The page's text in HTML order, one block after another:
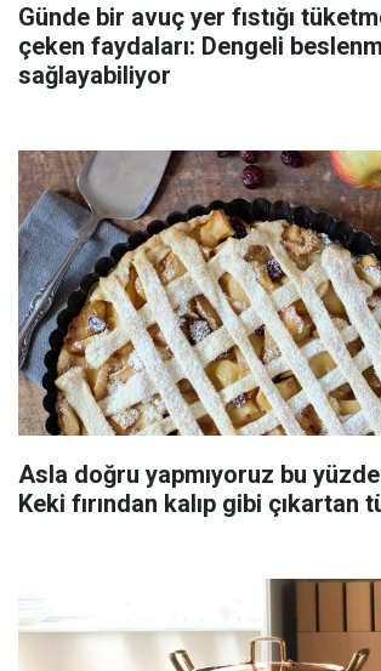
Günde bir avuç yer fıstığı
çeken faydaları: Dengeli
sağlayabiliyor
Asla doğru yapmıyoruz bu
Keki fırından kalıp gibi çıkartan